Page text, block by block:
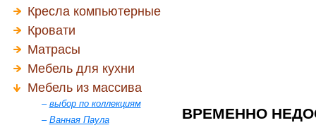
Кресла компьютерные
Кровати
Матрасы
Мебель для кухни
Мебель из массива
– выбор по коллекциям
– Ванная Паула
ВРЕМЕННО